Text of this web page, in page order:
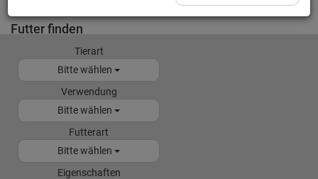
Futter finden
Tierart
Bitte wählen
Verwendung
Bitte wählen
Futterart
Bitte wählen
Eigenschaften